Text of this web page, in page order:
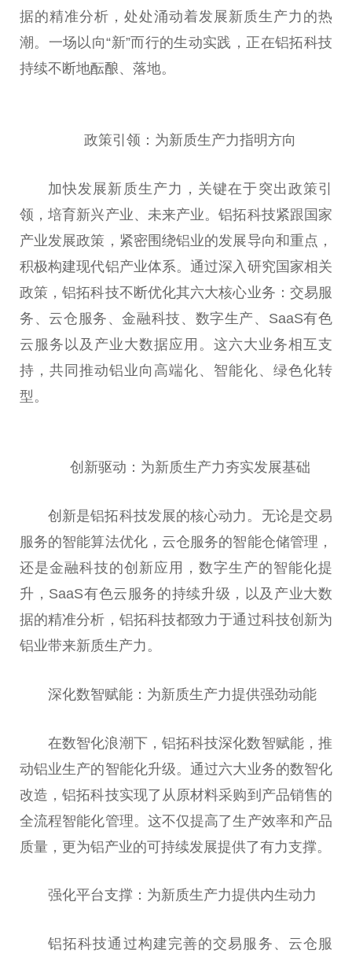
据的精准分析，处处涌动着发展新质生产力的热
潮。一场以向“新”而行的生动实践，正在铝拓科技
持续不断地酝酿、落地。
政策引领：为新质生产力指明方向
加快发展新质生产力，关键在于突出政策引
领，培育新兴产业、未来产业。铝拓科技紧跟国家
产业发展政策，紧密围绕铝业的发展导向和重点，
积极构建现代铝产业体系。通过深入研究国家相关
政策，铝拓科技不断优化其六大核心业务：交易服
务、云仓服务、金融科技、数字生产、SaaS有色
云服务以及产业大数据应用。这六大业务相互支
持，共同推动铝业向高端化、智能化、绿色化转
型。
创新驱动：为新质生产力夯实发展基础
创新是铝拓科技发展的核心动力。无论是交易
服务的智能算法优化，云仓服务的智能仓储管理，
还是金融科技的创新应用，数字生产的智能化提
升，SaaS有色云服务的持续升级，以及产业大数
据的精准分析，铝拓科技都致力于通过科技创新为
铝业带来新质生产力。
深化数智赋能：为新质生产力提供强劲动能
在数智化浪潮下，铝拓科技深化数智赋能，推
动铝业生产的智能化升级。通过六大业务的数智化
改造，铝拓科技实现了从原材料采购到产品销售的
全流程智能化管理。这不仅提高了生产效率和产品
质量，更为铝产业的可持续发展提供了有力支撑。
强化平台支撑：为新质生产力提供内生动力
铝拓科技通过构建完善的交易服务、云仓服